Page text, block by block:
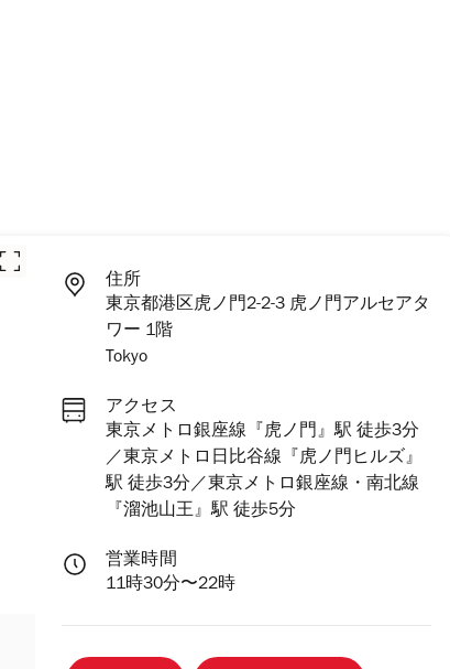
住所
東京都港区虎ノ門2-2-3 虎ノ門アルセアタ
ワー 1階
Tokyo
アクセス
東京メトロ銀座線『虎ノ門』駅 徒歩3分
／東京メトロ日比谷線『虎ノ門ヒルズ』
駅 徒歩3分／東京メトロ銀座線・南北線
『溜池山王』駅 徒歩5分
営業時間
11時30分〜22時